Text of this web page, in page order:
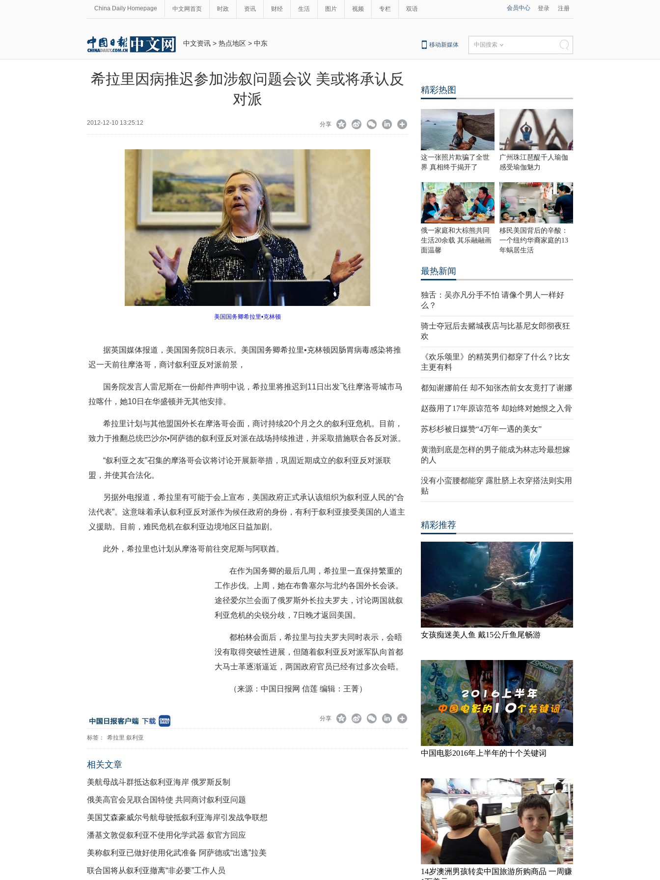
China Daily Homepage 中文网首页 时政 资讯 财经 生活 图片 视频 专栏 双语 会员中心 登录 注册
中文资讯 > 热点地区 > 中东 移动新媒体 中国搜索
希拉里因病推迟参加涉叙问题会议 美或将承认反
对派
2012-12-10 13:25:12 分享
美国国务卿希拉里•克林顿
据英国媒体报道，美国国务院8日表示。美国国务卿希拉里•克林顿因肠胃病毒感染将推
迟一天前往摩洛哥，商讨叙利亚反对派前景，
国务院发言人雷尼斯在一份邮件声明中说，希拉里将推迟到11日出发飞往摩洛哥城市马
拉喀什，她10日在华盛顿并无其他安排。
希拉里计划与其他盟国外长在摩洛哥会面，商讨持续20个月之久的叙利亚危机。目前，
致力于推翻总统巴沙尔•阿萨德的叙利亚反对派在战场持续推进，并采取措施联合各反对派。
“叙利亚之友”召集的摩洛哥会议将讨论开展新举措，巩固近期成立的叙利亚反对派联
盟，并使其合法化。
另据外电报道，希拉里有可能于会上宣布，美国政府正式承认该组织为叙利亚人民的“合
法代表”。这意味着承认叙利亚反对派作为候任政府的身份，有利于叙利亚接受美国的人道主
义援助。目前，难民危机在叙利亚边境地区日益加剧。
此外，希拉里也计划从摩洛哥前往突尼斯与阿联酋。
在作为国务卿的最后几周，希拉里一直保持繁重的
工作步伐。上周，她在布鲁塞尔与北约各国外长会谈。
途径爱尔兰会面了俄罗斯外长拉夫罗夫，讨论两国就叙
利亚危机的尖锐分歧，7日晚才返回美国。
都柏林会面后，希拉里与拉夫罗夫同时表示，会晤
没有取得突破性进展，但随着叙利亚反对派军队向首都
大马士革逐渐逼近，两国政府官员已经有过多次会晤。
（来源：中国日报网 信莲 编辑：王菁）
分享
标签： 希拉里 叙利亚
相关文章
美航母战斗群抵达叙利亚海岸 俄罗斯反制
俄美高官会见联合国特使 共同商讨叙利亚问题
美国艾森豪威尔号航母驶抵叙利亚海岸引发战争联想
潘基文敦促叙利亚不使用化学武器 叙官方回应
美称叙利亚已做好使用化武准备 阿萨德或“出逃”拉美
联合国将从叙利亚撤离“非必要”工作人员
精彩热图
这一张照片欺骗了全世
界 真相终于揭开了
广州珠江琶醍千人瑜伽
感受瑜伽魅力
俄一家庭和大棕熊共同
生活20余载 其乐融融画
面温馨
移民美国背后的辛酸：
一个纽约华裔家庭的13
年蜗居生活
最热新闻
独舌：吴亦凡分手不怕 请像个男人一样好
么？
骑士夺冠后去赌城夜店与比基尼女郎彻夜狂
欢
《欢乐颂里》的精英男们都穿了什么？比女
主更有料
都知谢娜前任 却不知张杰前女友竟打了谢娜
赵薇用了17年原谅范爷 却始终对她恨之入骨
苏杉杉被日媒赞“4万年一遇的美女”
黄渤到底是怎样的男子能成为林志玲最想嫁
的人
没有小蛮腰都能穿 露肚脐上衣穿搭法则实用
贴
精彩推荐
女孩痴迷美人鱼 戴15公斤鱼尾畅游
中国电影2016年上半年的十个关键词
14岁澳洲男孩转卖中国旅游所购商品 一周赚